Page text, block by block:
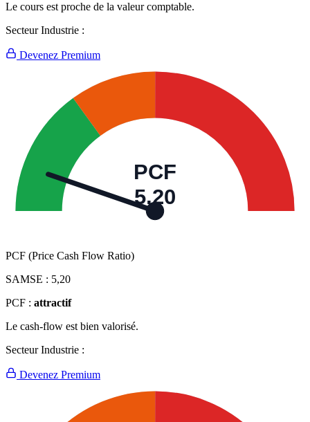
Le cours est proche de la valeur comptable.
Secteur Industrie :
Devenez Premium
PCF
5,20
PCF (Price Cash Flow Ratio)
SAMSE : 5,20
PCF : attractif
Le cash-flow est bien valorisé.
Secteur Industrie :
Devenez Premium